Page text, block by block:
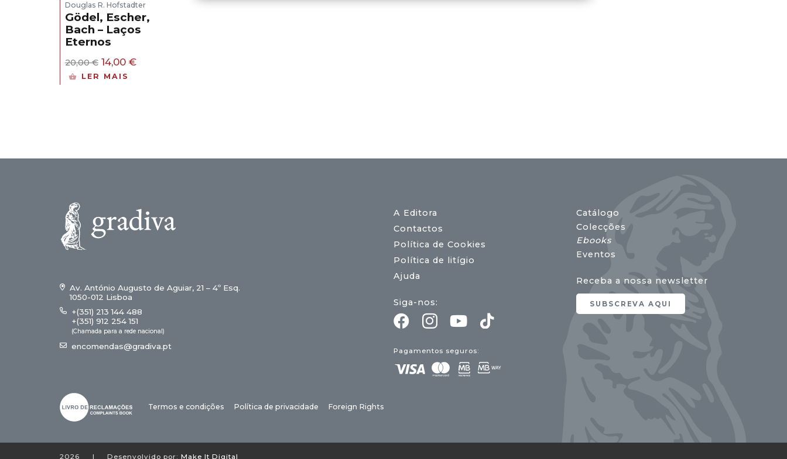
Douglas R. Hofstadter
Gödel, Escher,
Bach – Laços
Eternos
20,00€ O
preço
original
14,00 €O
LER MAIS
Av. António Augusto de Aguiar, 21 – 4º Esq.
1050-012 Lisboa
+(351) 213 144 488
+(351) 912 254 151
(Chamada para a rede nacional)
encomendas@gradiva.pt
A Editora
Contactos
Política de Cookies
Política de litígio
Ajuda
Siga-nos:
Pagamentos seguros:
Catálogo
Colecções
Ebooks
Eventos
Receba a nossa newsletter
SUBSCREVA AQUI
Termos e condições Política de privacidade Foreign Rights
2026 | Desenvolvido por:Make It Digital